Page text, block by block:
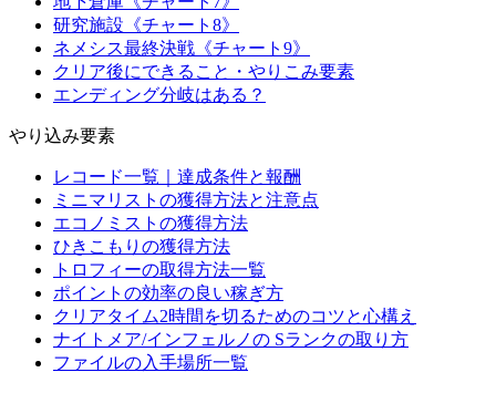
研究施設《チャート8》
ネメシス最終決戦《チャート9》
クリア後にできること・やりこみ要素
エンディング分岐はある？
やり込み要素
レコード一覧｜達成条件と報酬
ミニマリストの獲得方法と注意点
エコノミストの獲得方法
ひきこもりの獲得方法
トロフィーの取得方法一覧
ポイントの効率の良い稼ぎ方
クリアタイム2時間を切るためのコツと心構え
ナイトメア/インフェルノの Sランクの取り方
ファイルの入手場所一覧